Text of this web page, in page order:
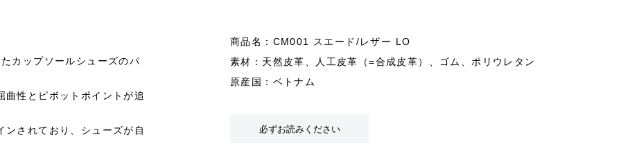
カップソールシューズのパ
性とピボットポイントが追
されており、シューズが自
商品名：CM001 スエード/レザー LO
素材：天然皮革、人工皮革（=合成皮革）、ゴム、ポリウレタン
原産国：ベトナム
必ずお読みください